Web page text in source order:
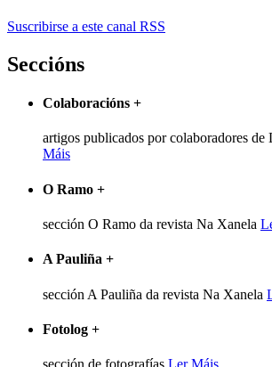
Suscribirse a este canal RSS
Seccións
Colaboracións +
artigos publicados por colaboradores
Máis
O Ramo +
sección O Ramo da revista Na Xanela
A Pauliña +
sección A Pauliña da revista Na Xanela
Fotolog +
sección de fotografías Ler Máis